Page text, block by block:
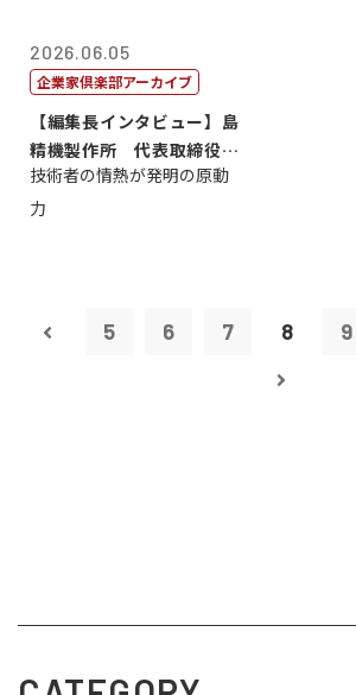
2026.06.05
企業家倶楽部アーカイブ
【編集長インタビュー】島
精機製作所 代表取締役
社 長 島 正...
技術者の情熱が発明の原動
力
5 6 7 8 9